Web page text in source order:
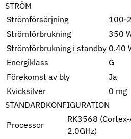
STRÖM
Strömförsörjning
100-
Strömförbrukning
350
Strömförbrukning i standby 0.40
Energiklass
G
Förekomst av bly
Ja
Kvicksilver
0 mg
STANDARDKONFIGURATION
Processor
RK3568
2.0GHz)